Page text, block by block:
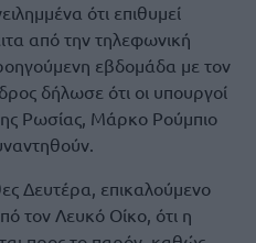
ότι επιθυμεί
από την τηλεφωνική
εβδομάδα με τον
δήλωσε ότι οι υπουργοί
Ρωσίας, Μάρκο Ρούμπιο
Δευτέρα, επικαλούμενο
τον Λευκό Οίκο, ότι η